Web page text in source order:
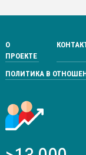
О
ПРОЕКТЕ
ПОЛИТИКА В